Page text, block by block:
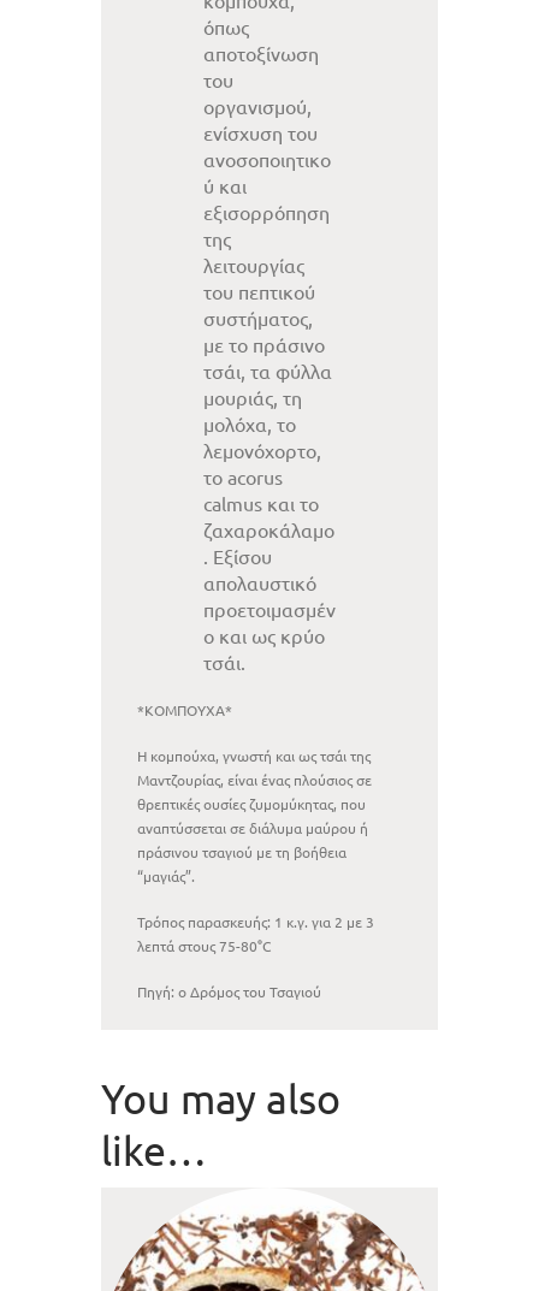
όπως
αποτοξίνωση
του
οργανισμού,
ενίσχυση του
ανοσοποιητικο
ύ και
εξισορρόπηση
της
λειτουργίας
του πεπτικού
συστήματος,
με το πράσινο
τσάι, τα φύλλα
μουριάς, τη
μολόχα, το
λεμονόχορτο,
το acorus
calmus και το
ζαχαροκάλαμο
. Εξίσου
απολαυστικό
προετοιμασμέν
ο και ως κρύο
τσάι.
*ΚΟΜΠΟΥΧΑ*
Η κομπούχα, γνωστή και ως τσάι της
Μαντζουρίας, είναι ένας πλούσιος σε
θρεπτικές ουσίες ζυμομύκητας, που
αναπτύσσεται σε διάλυμα μαύρου ή
πράσινου τσαγιού με τη βοήθεια
“μαγιάς”.
Τρόπος παρασκευής: 1 κ.γ. για 2 με 3
λεπτά στους 75-80°C
Πηγή: ο Δρόμος του Τσαγιού
You may also
like…